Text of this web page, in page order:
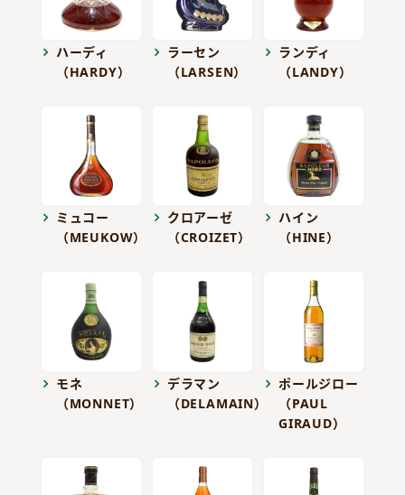
ハーディ
（HARDY）
ラーセン
（LARSEN）
ランディ
（LANDY）
ミュコー
（MEUKOW）
クロアーゼ
（CROIZET）
ハイン
（HINE）
モネ
（MONNET）
デラマン
（DELAMAIN）
ポールジロー
（PAUL
GIRAUD）